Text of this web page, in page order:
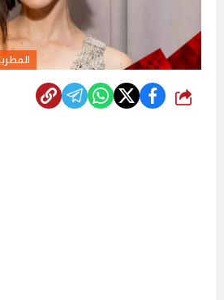
شارك